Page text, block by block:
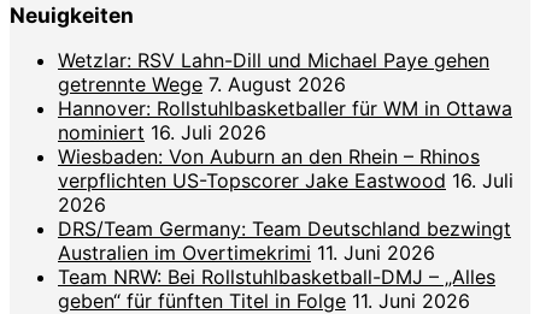
Neuigkeiten
Wetzlar: RSV Lahn-Dill und Michael Paye gehen
getrennte Wege 7. August 2026
Hannover: Rollstuhlbasketballer für WM in Ottawa
nominiert 16. Juli 2026
Wiesbaden: Von Auburn an den Rhein – Rhinos
verpflichten US-Topscorer Jake Eastwood 16. Juli
2026
DRS/Team Germany: Team Deutschland bezwingt
Australien im Overtimekrimi 11. Juni 2026
Team NRW: Bei Rollstuhlbasketball-DMJ – „Alles
geben“ für fünften Titel in Folge 11. Juni 2026